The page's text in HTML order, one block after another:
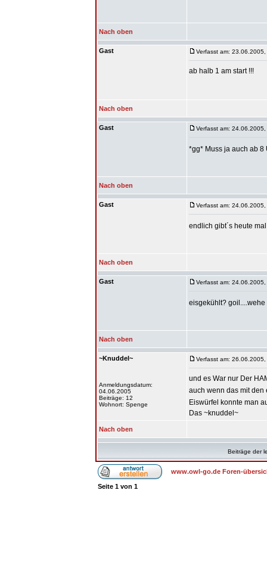
Nach oben
Gast Verfasst am:
ab halb 1 am start !!!
Nach oben
Gast Verfasst am:
*gg* Muss ja auch ab
Nach oben
Gast Verfasst am:
endlich gibt´s heute
Nach oben
Gast Verfasst am:
eisgekühlt?
Nach oben
~Knuddel~
Anmeldungsdatum:
04.06.2005
Beiträge: 12
Wohnort: Spenge
Verfasst am:
und es War nur Der
auch wenn das mit
Eiswürfel konnte man
Das ~knuddel~
Nach oben
Beiträge der
www.owl-go.de Foren-
Seite 1 von 1